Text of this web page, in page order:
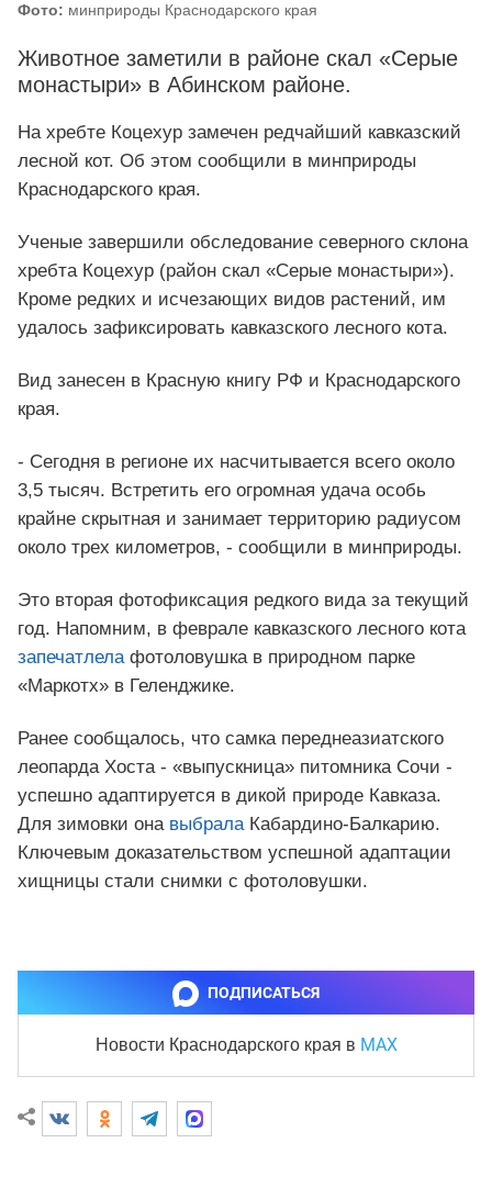
Фото: минприроды Краснодарского края
Животное заметили в районе скал «Серые
монастыри» в Абинском районе.
На хребте Коцехур замечен редчайший кавказский
лесной кот. Об этом сообщили в минприроды
Краснодарского края.
Ученые завершили обследование северного склона
хребта Коцехур (район скал «Серые монастыри»).
Кроме редких и исчезающих видов растений, им
удалось зафиксировать кавказского лесного кота.
Вид занесен в Красную книгу РФ и Краснодарского
края.
- Сегодня в регионе их насчитывается всего около
3,5 тысяч. Встретить его огромная удача особь
крайне скрытная и занимает территорию радиусом
около трех километров, - сообщили в минприроды.
Это вторая фотофиксация редкого вида за текущий
год. Напомним, в феврале кавказского лесного кота
запечатлелафотоловушка в природном парке
«Маркотх» в Геленджике.
Ранее сообщалось, что самка переднеазиатского
леопарда Хоста - «выпускница» питомника Сочи -
успешно адаптируется в дикой природе Кавказа.
Для зимовки она выбралаКабардино-Балкарию.
Ключевым доказательством успешной адаптации
хищницы стали снимки с фотоловушки.
ПОДПИСАТЬСЯ
Новости Краснодарского края в MAX